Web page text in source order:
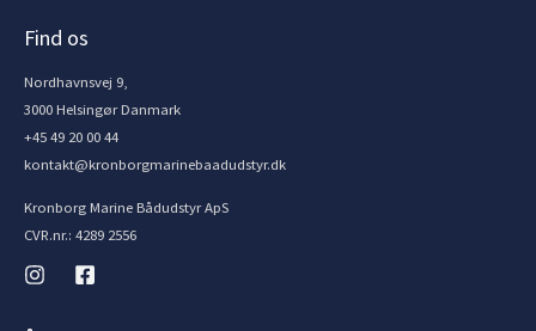
Find os
Nordhavnsvej 9,
3000 Helsingør Danmark
+45 49 20 00 44
kontakt@kronborgmarinebaadudstyr.dk
Kronborg Marine Bådudstyr ApS
CVR.nr.: 4289 2556